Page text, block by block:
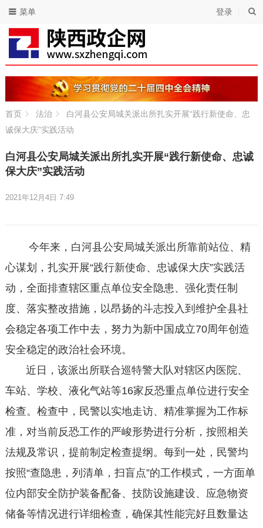
登录
菜单
首页 法治
白河县公安局城关派出所扎实开展“践行新使命、忠
诚保大庆”实践活动
白河县公安局城关派出所扎实开展“践行新使命、忠诚
保大庆”实践活动
2021年12月4日 7:49
今年来，白河县公安局城关派出所靠前站位、精
心谋划，扎实开展“践行新使命、忠诚保大庆”实践活
动，全面排查辖区重点单位安全隐患、强化责任制
度、落实整改措施，以昂扬的斗志投入到维护全县社
会稳定各项工作中去，努力为新中国成立70周年创造
安全稳定的政治社会环境。
近日，该派出所联合巡特警大队对辖区内医院、
车站、学校、液化气站等16家反恐重点单位进行安全
检查。检查中，民警以实地走访、精准掌握为工作标
准，对当前反恐工作的严峻形势进行分析，按照相关
法规及常识，提前制定检查提纲。每到一处，民警均
按照“查隐患，列清单，扫盲点”的工作模式，一方面单
位内部安全防护装备配备、技防设施建设、应急物资
储备等情况进行详细检查，确保其性能完好且数量达